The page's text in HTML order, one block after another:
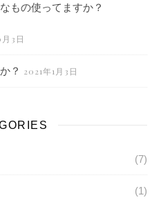
もの使ってますか？
3日
？ 2021年1月3日
(7)
(1)